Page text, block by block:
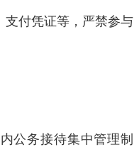
支付凭证等，严禁参与
务接待集中管理制